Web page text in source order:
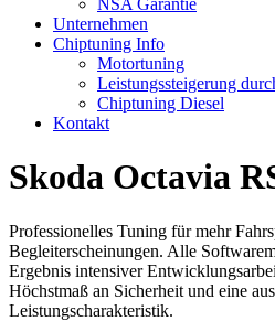
NSA Garantie
Unternehmen
Chiptuning Info
Motortuning
Leistungssteigerung
Chiptuning Diesel
Kontakt
Skoda Octavia
Professionelles Tuning für mehr
Begleiterscheinungen. Alle
Ergebnis intensiver
Höchstmaß an Sicherheit und eine
Leistungscharakteristik.